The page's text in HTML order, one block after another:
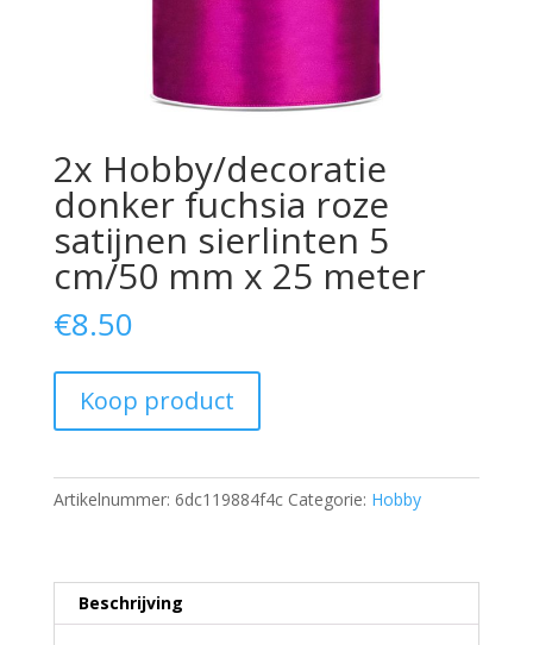
2x Hobby/decoratie
donker fuchsia roze
satijnen sierlinten 5
cm/50 mm x 25 meter
€8.50
Koop product
Artikelnummer: 6dc119884f4c Categorie: Hobby
Beschrijving